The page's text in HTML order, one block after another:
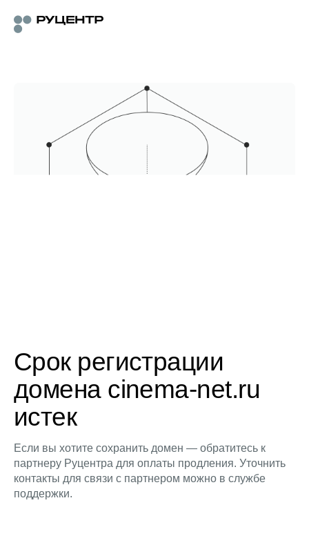
Срок регистрации
домена cinema-net.ru
истек
Если вы хотите сохранить домен — обратитесь к
партнеру Руцентра для оплаты продления. Уточнить
контакты для связи с партнером можно в службе
поддержки.